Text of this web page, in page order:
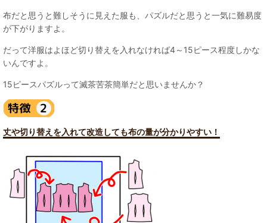
布だと思うと難しそうに見えた服も、パズルだと思うと一気に難易度
が下がりますよ。
だって洋服はよほど切り替えを入れなければ4～15ピース程度しかな
いんですよ。
15ピースパズルって滅茶苦茶簡単だと思いませんか？
丈や切り替えを入れて改造しても布の量が分かりやすい！